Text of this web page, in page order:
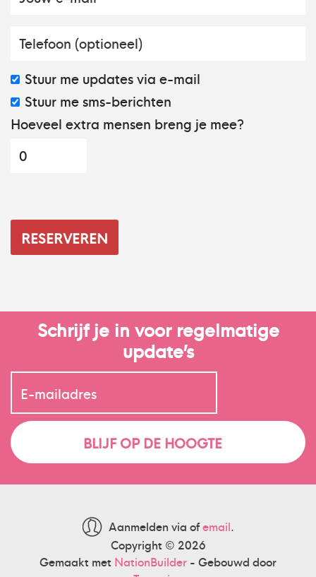
Stuur me updates via e-mail
Stuur me sms-berichten
Hoeveel extra mensen breng je mee?
Schrijf je in voor regelmatige
update’s
Aanmelden via ofemail.
Copyright © 2026
Gemaakt met NationBuilder - Gebouwd door